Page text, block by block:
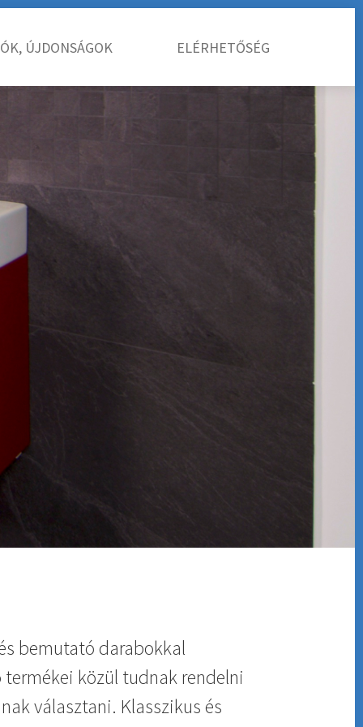
ÚJDONSÁGOK ELÉRHETŐSÉG
bemutató darabokkal
közül tudnak rendelni
választani. Klasszikus és